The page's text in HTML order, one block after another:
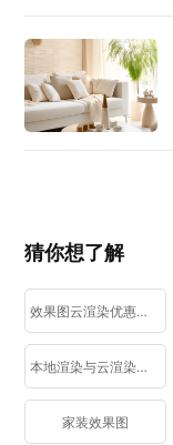
猜你想了解
效果图云渲染优惠活动
本地渲染与云渲染区别
家装效果图